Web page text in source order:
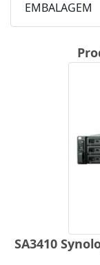
EMBALAGEM
SA3410